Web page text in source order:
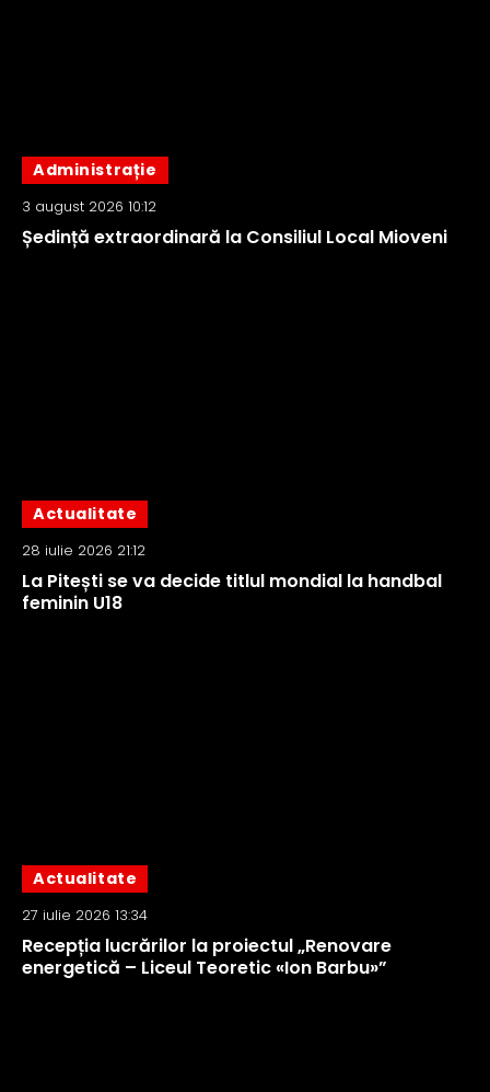
Administrație
3 august 2026 10:12
Ședință extraordinară la Consiliul Local Mioveni
Actualitate
28 iulie 2026 21:12
La Pitești se va decide titlul mondial la handbal
feminin U18
Actualitate
27 iulie 2026 13:34
Recepția lucrărilor la proiectul „Renovare
energetică – Liceul Teoretic «Ion Barbu»”